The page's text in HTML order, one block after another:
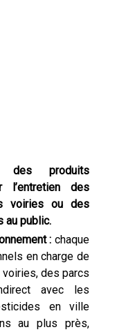
des produits
l’entretien des
voiries ou des
au public.
: chaque
en charge de
des parcs
avec les
en ville
au plus près,